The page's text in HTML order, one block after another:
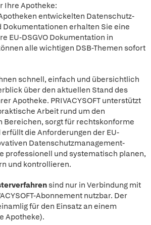
Ihre Apotheke:
entwickelten Datenschutz-
Dokumentationen erhalten Sie eine
EU-DSGVO Dokumentation in
alle wichtigen DSB-Themen sofort
schnell, einfach und übersichtlich
über den aktuellen Stand des
Apotheke. PRIVACYSOFT unterstützt
Arbeit rund um den
Bereichen, sorgt für rechtskonforme
die Anforderungen der EU-
Datenschutzmanagement-
professionell und systematisch planen,
und kontrollieren.
sind nur in Verbindung mit
Abonnement nutzbar. Der
für den Einsatz an einem
Apotheke).